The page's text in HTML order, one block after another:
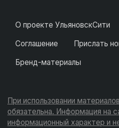
О проекте УльяновскСити
Соглашение
Прислать
Бренд-материалы
При использовании
обязательна. Информация на
информационный характер и